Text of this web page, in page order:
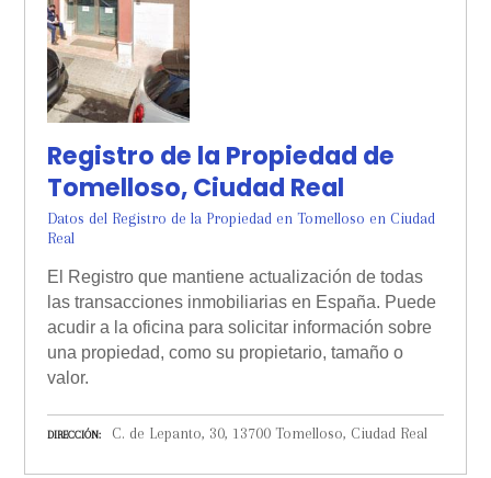
Registro de la Propiedad de
Tomelloso, Ciudad Real
Datos del Registro de la Propiedad en Tomelloso en Ciudad
Real
El Registro que mantiene actualización de todas
las transacciones inmobiliarias en España. Puede
acudir a la oficina para solicitar información sobre
una propiedad, como su propietario, tamaño o
valor.
DIRECCIÓN C. de Lepanto, 30, 13700 Tomelloso, Ciudad Real